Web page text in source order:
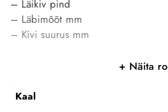
– Läikiv pind
– Läbimõõt mm
– Kivi suurus mm
Näita
Kaal